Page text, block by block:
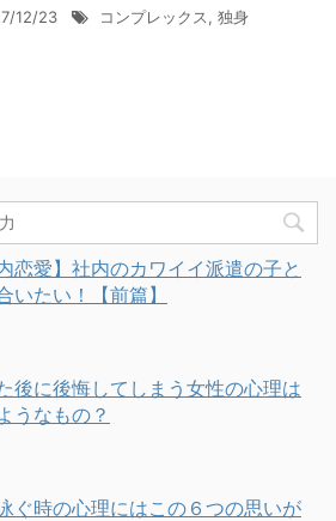
12/23 コンプレックス, 独身
内恋愛】社内のカワイイ派遣の子と
いたい！【前篇】
後に後悔してしまう女性の心理は
うなもの？
ぐ時の心理にはこの６つの思いが